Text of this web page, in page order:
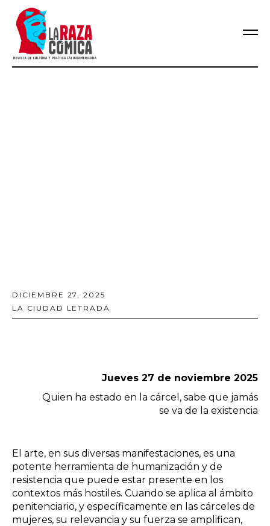
DICIEMBRE 27, 2025
LA CIUDAD LETRADA
Jueves 27 de noviembre 2025
Quien ha estado en la cárcel, sabe que jamás
se va de la existencia
El arte, en sus diversas manifestaciones, es una
potente herramienta de humanización y de
resistencia que puede estar presente en los
contextos más hostiles. Cuando se aplica al ámbito
penitenciario, y específicamente en las cárceles de
mujeres, su relevancia y su fuerza se amplifican,